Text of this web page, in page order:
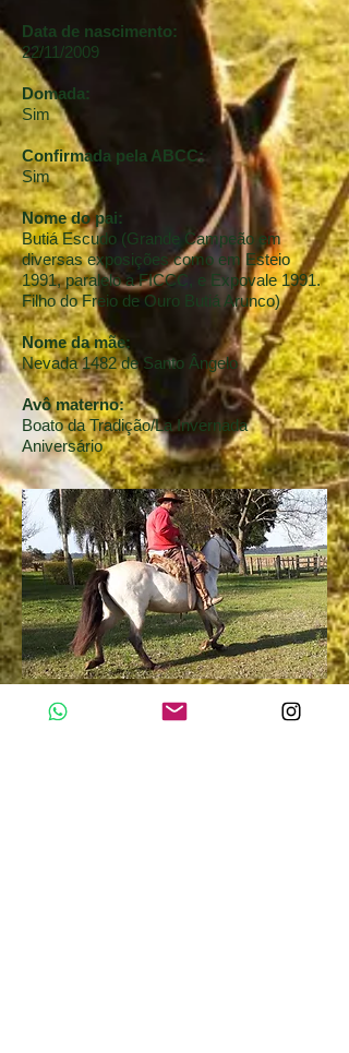
Data de nascimento:
22/11/2009
Domada:
Sim
Confirmada pela ABCC:
Sim
Nome do pai:
Butiá Escudo (Grande Campeão em
diversas exposições como em Esteio
1991, paralelo a FICCC, e Expovale 1991.
Filho do Freio de Ouro Butiá Arunco)
Nome da mãe:
Nevada 1482 de Santo Ângelo
Avô materno:
Boato da Tradição/La Invernada
Aniversário